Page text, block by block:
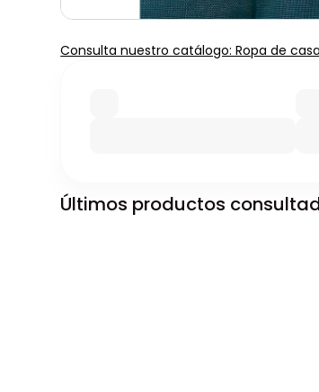
Consulta nuestro catálogo: Ropa de casa
Últimos productos